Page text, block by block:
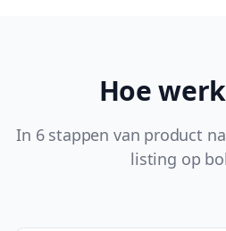
Hoe
In 6 stappen van product
listing op